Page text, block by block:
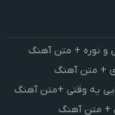
و نوره + متن آهنگ
+ متن آهنگ
یه وقتی +متن آهنگ
+ متن آهنگ